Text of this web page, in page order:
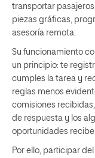
transportar
piezas gráficas,
asesoría remota.
Su funcionamiento
un principio: te
cumples la tarea y
reglas menos
comisiones
de respuesta y los
oportunidades
Por ello, participar